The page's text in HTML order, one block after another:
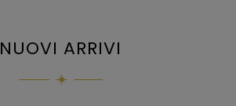
NUOVI ARRIVI